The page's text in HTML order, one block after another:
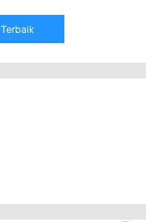
Terbaik